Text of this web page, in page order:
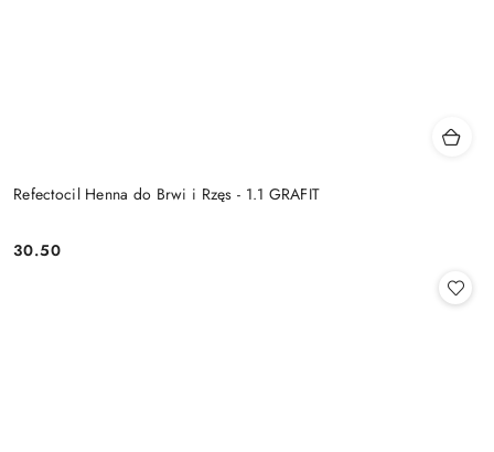
Refectocil Henna do Brwi i Rzęs - 1.1 GRAFIT
Cena:
30.50